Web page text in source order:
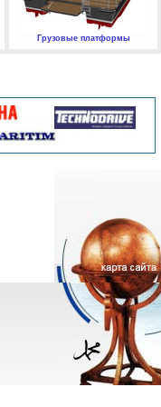
Грузовые платформы